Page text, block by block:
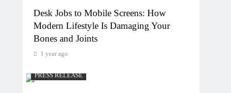
Desk Jobs to Mobile Screens: How
Modern Lifestyle Is Damaging Your
Bones and Joints
1 year ago
PRESS RELEASE